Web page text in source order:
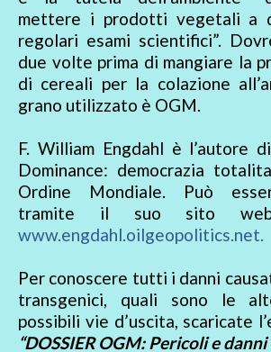
mettere i prodotti vegetali a
regolari esami scientifici”.
due volte prima di mangiare la
di cereali per la colazione
grano utilizzato è OGM.
F. William Engdahl è l’autore
Dominance: democrazia
Ordine Mondiale. Può
tramite il suo sito web
www.engdahl.oilgeopolitics.net.
Per conoscere tutti i danni
transgenici, quali sono le
possibili vie d’uscita, scaricate
“DOSSIER OGM: Pericoli e